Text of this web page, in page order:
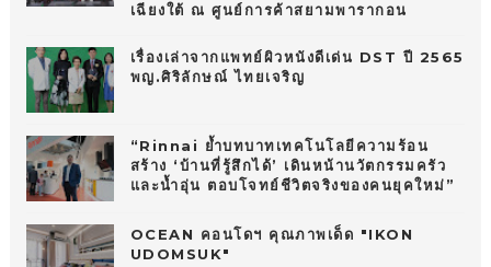
เฉียงใต้ ณ ศูนย์การค้าสยามพารากอน
เรื่องเล่าจากแพทย์ผิวหนังดีเด่น DST ปี 2565
พญ.ศิริลักษณ์ ไทยเจริญ
“Rinnai ย้ำบทบาทเทคโนโลยีความร้อน
สร้าง ‘บ้านที่รู้สึกได้’ เดินหน้านวัตกรรมครัว
และน้ำอุ่น ตอบโจทย์ชีวิตจริงของคนยุคใหม่”
OCEAN คอนโดฯ คุณภาพเด็ด "IKON
UDOMSUK"